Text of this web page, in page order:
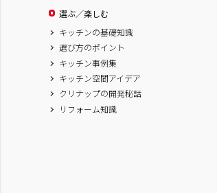
選ぶ／楽しむ
キッチンの基礎知識
選び方のポイント
キッチン事例集
キッチン空間アイデア
クリナップの開発秘話
リフォーム知識